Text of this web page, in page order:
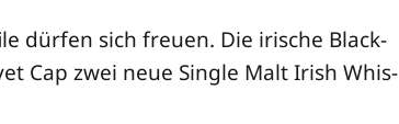
dür­fen sich freu­en. Die iri­sche Black­
Cap zwei neue Sin­gle Malt Irish Whis­